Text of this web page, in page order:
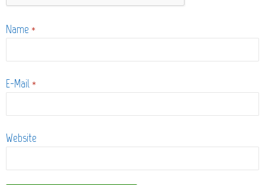
Name *
E-Mail *
Website